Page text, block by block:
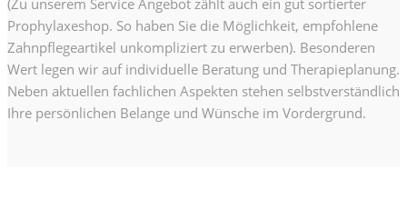
Prophylaxeshop. So haben Sie die Möglichkeit, empfohlene
Zahnpflegeartikel unkompliziert zu erwerben). Besonderen
Wert legen wir auf individuelle Beratung und Therapieplanung.
Neben aktuellen fachlichen Aspekten stehen selbstverständlich
Ihre persönlichen Belange und Wünsche im Vordergrund.